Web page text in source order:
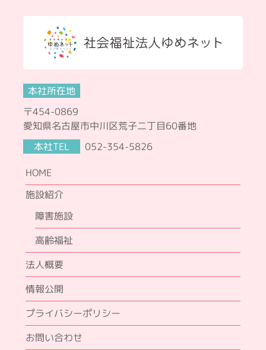
本社所在地
〒454-0869
愛知県名古屋市中川区荒子二丁目60番地
本社TEL
052-354-5826
HOME
施設紹介
障害施設
高齢福祉
法人概要
情報公開
プライバシーポリシー
お問い合わせ